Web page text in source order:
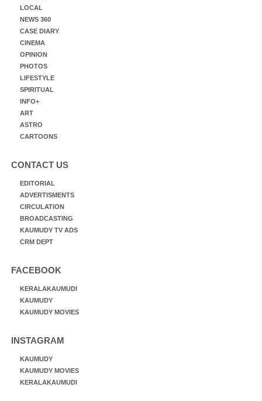
LOCAL
NEWS 360
CASE DIARY
CINEMA
OPINION
PHOTOS
LIFESTYLE
SPIRITUAL
INFO+
ART
ASTRO
CARTOONS
CONTACT US
EDITORIAL
ADVERTISMENTS
CIRCULATION
BROADCASTING
KAUMUDY TV ADS
CRM DEPT
FACEBOOK
KERALAKAUMUDI
KAUMUDY
KAUMUDY MOVIES
INSTAGRAM
KAUMUDY
KAUMUDY MOVIES
KERALAKAUMUDI